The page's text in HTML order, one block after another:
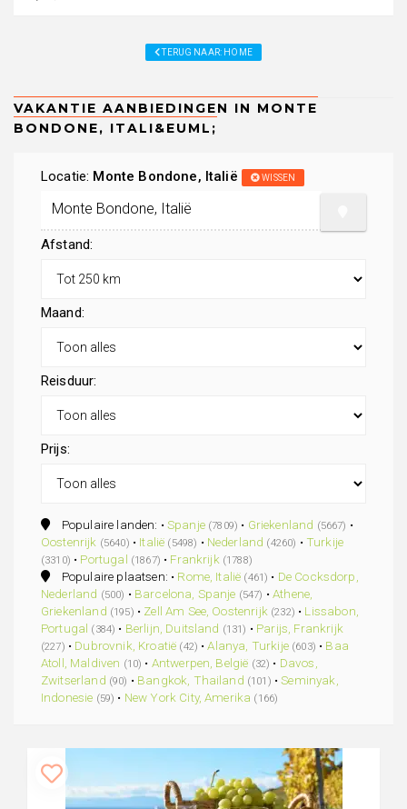
TERUG NAAR: HOME
Locatie: Monte Bondone, Italië WISSEN
Afstand:
Maand:
Reisduur:
Prijs:
Populaire landen: •Spanje (7809) • Griekenland (5667) •
Oostenrijk (5640) • Italië (5498) • Nederland (4260) • Turkije
(3310) • Portugal (1867) • Frankrijk (1788)
Populaire plaatsen: • Rome, Italië (461) • De Cocksdorp,
Nederland (500) • Barcelona, Spanje (547) •Athene,
Griekenland (195) • Zell Am See, Oostenrijk (232) • Lissabon,
Portugal (384) • Berlijn, Duitsland (131) • Parijs, Frankrijk
(227) • Dubrovnik, Kroatië (42) •Alanya, Turkije (603) • Baa
Atoll, Maldiven (10) • Antwerpen, België (32) • Davos,
Zwitserland (90) • Bangkok, Thailand (101) •Seminyak,
Indonesie (59) • New York City, Amerika (166)